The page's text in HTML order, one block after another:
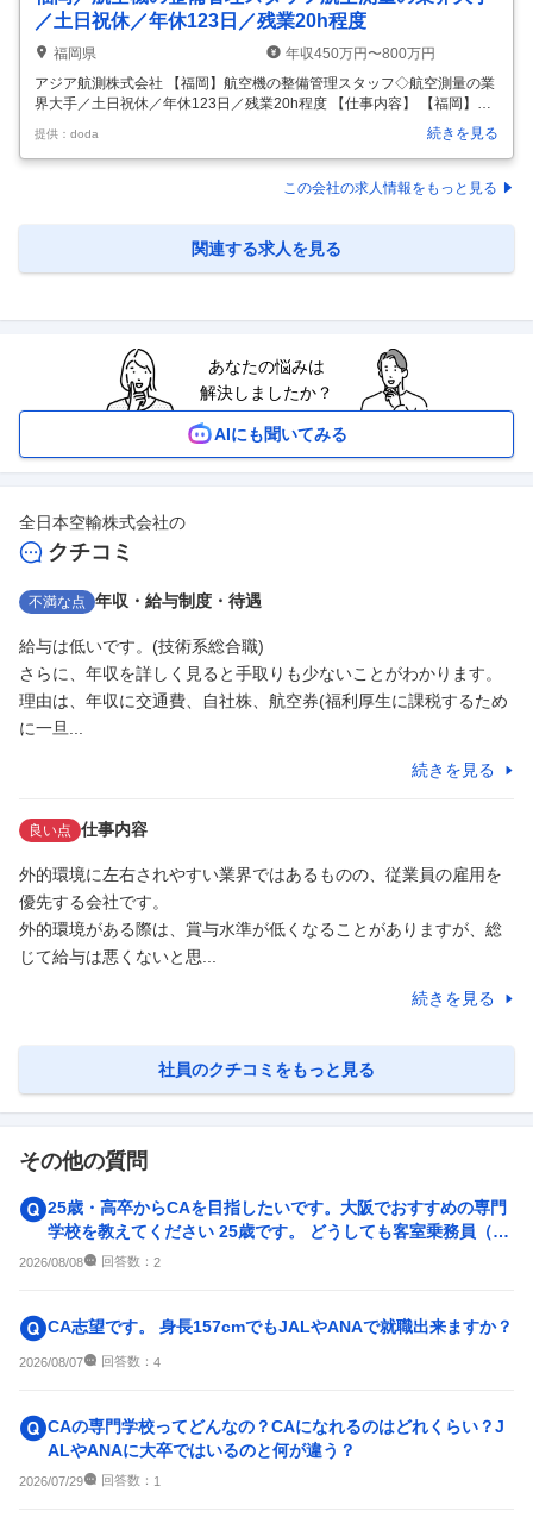
／土日祝休／年休123日／残業20h程度
福岡県
年収450万円〜800万円
アジア航測株式会社 【福岡】航空機の整備管理スタッフ◇航空測量の業
界大手／土日祝休／年休123日／残業20h程度 【仕事内容】 【福岡】航
空機の整備管理スタッフ◇航空測量の業界大手／土日祝休／年休123日
／残業20h程度 【具体的な仕事内容】 ～『空間情報コンサルタント』と
し【国土保全】や【社会インフラ】を守る公共性の高い事業業界随一の
技術を持つ大手建設コンサルタント／超充実の福利厚生で平均勤続年数
に、防災や国土強靭化や社会インフラの整備・管理などのコンサルティ
ング業務を行う当社において、航空機の整備管理業務をご担当いただき
提供：doda 続きを見る
この会社の求人情報をもっと見る
関連する求人を見る
あなたの悩みは
解決しましたか？
AIにも聞いてみる
全日本空輸株式会社の
クチコミ
不満な点 年収・給与制度・待遇
給与は低いです。(技術系総合職)
さらに、年収を詳しく見ると手取りも少ないことがわかります。
理由は、年収に交通費、自社株、航空券(福利厚生に課税するため
に一旦...
続きを見る
良い点 仕事内容
外的環境に左右されやすい業界ではあるものの、従業員の雇用を
優先する会社です。
外的環境がある際は、賞与水準が低くなることがありますが、総
じて給与は悪くないと思...
続きを見る
社員のクチコミをもっと見る
その他の質問
25歳・高卒からCAを目指したいです。大阪でおすすめの専門
学校を教えてください 25歳です。 どうしても客室乗務員（C
A）になりたく...
2026/08/08 回答数： 2
CA志望です。 身長157cmでもJALやANAで就職出来ますか？
2026/08/07 回答数： 4
CAの専門学校ってどんなの？CAになれるのはどれくらい？J
ALやANAに大卒ではいるのと何が違う？
2026/07/29 回答数： 1